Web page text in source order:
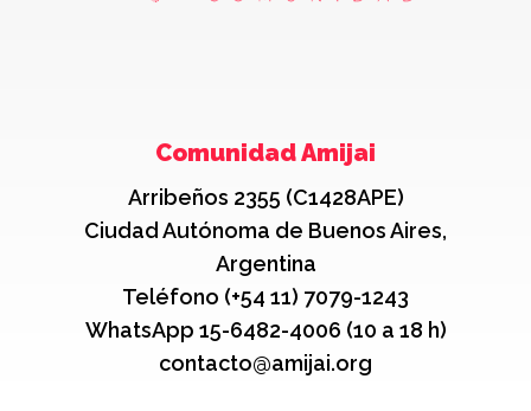
Comunidad Amijai
Arribeños 2355 (C1428APE)
Ciudad Autónoma de Buenos Aires,
Argentina
Teléfono (+54 11) 7079-1243
WhatsApp 15-6482-4006 (10 a 18 h)
contacto@amijai.org